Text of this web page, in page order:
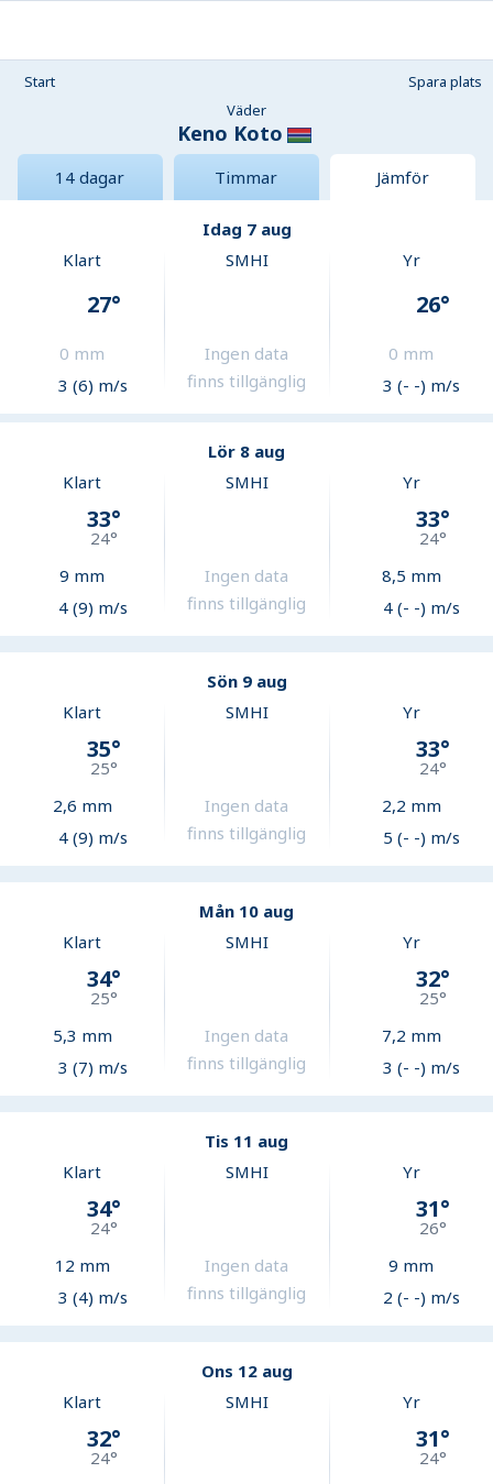
Start
Spara plats
Väder
Keno Koto
14 dagar Timmar Jämför
Idag 7 aug
Klart
27°
0 mm
3 (6) m/s
SMHI
Ingen data
finns tillgänglig
Yr
26°
0 mm
3 (- -) m/s
Lör 8 aug
Klart
33°
24°
9 mm
4 (9) m/s
SMHI
Ingen data
finns tillgänglig
Yr
33°
24°
8,5 mm
4 (- -) m/s
Sön 9 aug
Klart
35°
25°
2,6 mm
4 (9) m/s
SMHI
Ingen data
finns tillgänglig
Yr
33°
24°
2,2 mm
5 (- -) m/s
Mån 10 aug
Klart
34°
25°
5,3 mm
3 (7) m/s
SMHI
Ingen data
finns tillgänglig
Yr
32°
25°
7,2 mm
3 (- -) m/s
Tis 11 aug
Klart
34°
24°
12 mm
3 (4) m/s
SMHI
Ingen data
finns tillgänglig
Yr
31°
26°
9 mm
2 (- -) m/s
Ons 12 aug
Klart
32°
24°
SMHI Yr
31°
24°